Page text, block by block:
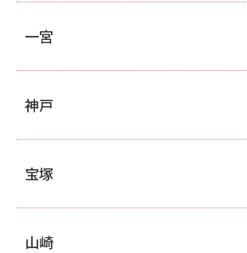
一宮
神戸
宝塚
山崎